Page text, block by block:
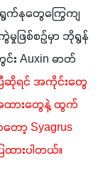
ရွက်နုတွေကြွေကျ
မှုဖြစ်စဉ်မှာ ဘိုရွန်
း Auxin ဓာတ်
ဆိုရင် အကိုင်းတွေ
ားတွေနဲ့ ထွက်
ော့ Syagrus
ထားပါတယ်။